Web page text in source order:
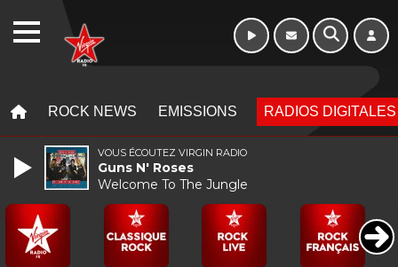
ROCK NEWS EMISSIONS RADIOS DIGITALES
VOUS ÉCOUTEZ VIRGIN RADIO
Guns N' Roses
Welcome To The Jungle
WEBRADIO 16h - 20h